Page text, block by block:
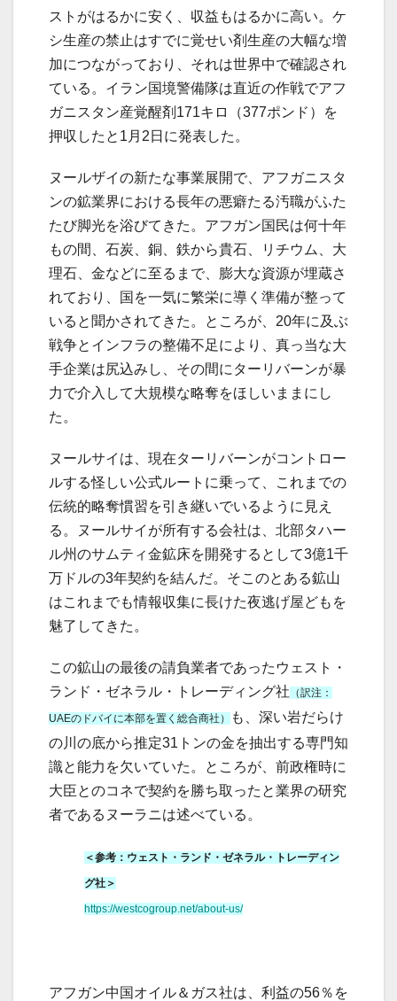
ストがはるかに安く、収益もはるかに高い。ケ
シ生産の禁止はすでに覚せい剤生産の大幅な増
加につながっており、それは世界中で確認され
ている。イラン国境警備隊は直近の作戦でアフ
ガニスタン産覚醒剤171キロ（377ポンド）を
押収したと1月2日に発表した。
ヌールザイの新たな事業展開で、アフガニスタ
ンの鉱業界における長年の悪癖たる汚職がふた
たび脚光を浴びてきた。アフガン国民は何十年
もの間、石炭、銅、鉄から貴石、リチウム、大
理石、金などに至るまで、膨大な資源が埋蔵さ
れており、国を一気に繁栄に導く準備が整って
いると聞かされてきた。ところが、20年に及ぶ
戦争とインフラの整備不足により、真っ当な大
手企業は尻込みし、その間にターリバーンが暴
力で介入して大規模な略奪をほしいままにし
た。
ヌールサイは、現在ターリバーンがコントロー
ルする怪しい公式ルートに乗って、これまでの
伝統的略奪慣習を引き継いでいるように見え
る。ヌールサイが所有する会社は、北部タハー
ル州のサムティ金鉱床を開発するとして3億1千
万ドルの3年契約を結んだ。そこのとある鉱山
はこれまでも情報収集に長けた夜逃げ屋どもを
魅了してきた。
この鉱山の最後の請負業者であったウェスト・
ランド・ゼネラル・トレーディング社 （訳注：
UAEのドバイに本部を置く総合商社）
も、深い岩だらけ
の川の底から推定31トンの金を抽出する専門知
識と能力を欠いていた。ところが、前政権時に
大臣とのコネで契約を勝ち取ったと業界の研究
者であるヌーラニは述べている。
＜参考：ウェスト・ランド・ゼネラル・トレーディン
グ社＞
https://westcogroup.net/about-us/
アフガン中国オイル＆ガス社は、利益の56％を